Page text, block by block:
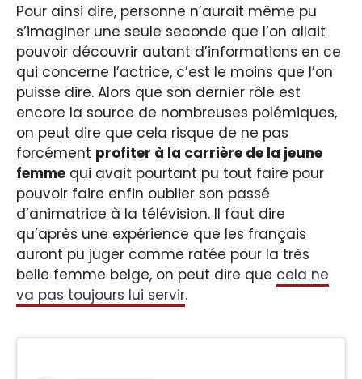
Pour ainsi dire, personne n’aurait même pu
s’imaginer une seule seconde que l’on allait
pouvoir découvrir autant d’informations en ce
qui concerne l’actrice, c’est le moins que l’on
puisse dire. Alors que son dernier rôle est
encore la source de nombreuses polémiques,
on peut dire que cela risque de ne pas
forcément profiter à la carrière de la jeune
femme qui avait pourtant pu tout faire pour
pouvoir faire enfin oublier son passé
d’animatrice à la télévision. Il faut dire
qu’après une expérience que les français
auront pu juger comme ratée pour la très
belle femme belge, on peut dire que cela ne
va pas toujours lui servir.